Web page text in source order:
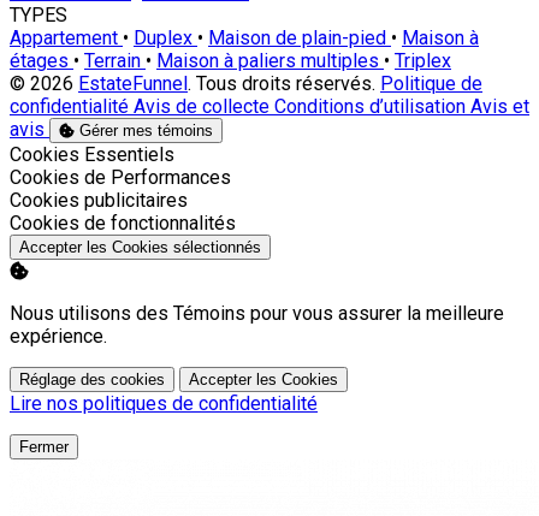
TYPES
Appartement • Duplex • Maison de plain-pied • Maison à
étages • Terrain • Maison à paliers multiples • Triplex
© 2026 EstateFunnel . Tous droits réservés. Politique de
confidentialité Avis de collecte Conditions d’utilisation Avis et
avis
Gérer mes témoins
Activer
Cookies Essentiels
Activer
Cookies de Performances
Activer
Cookies publicitaires
Activer
Cookies de fonctionnalités
Accepter les Cookies sélectionnés
Nous utilisons des Témoins pour vous assurer la meilleure
expérience.
Réglage des cookies Accepter les Cookies
Lire nos politiques de confidentialité
Fermer